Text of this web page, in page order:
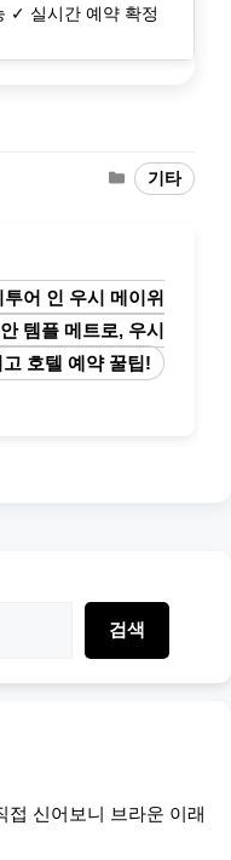
✓ 실시간 예약 확정
Categories
기타
투어 인 우시 메이위
템플 메트로, 우시
고 호텔 예약 꿀팁!
검색
접 신어보니 브라운 이래